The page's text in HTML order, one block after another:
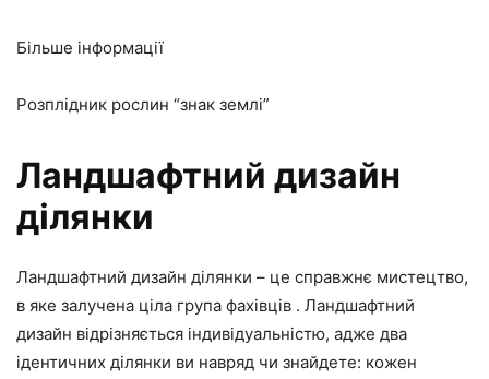
Більше інформації
Розплідник рослин “знак землі”
Ландшафтний дизайн
ділянки
Ландшафтний дизайн ділянки – це справжнє мистецтво,
в яке залучена ціла група фахівців . Ландшафтний
дизайн відрізняється індивідуальністю, адже два
ідентичних ділянки ви навряд чи знайдете: кожен